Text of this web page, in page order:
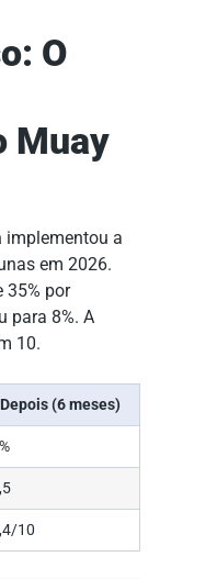
O
Muay
implementou a
em 2026.
35% por
para 8%. A
10.
Depois (6 meses)
10